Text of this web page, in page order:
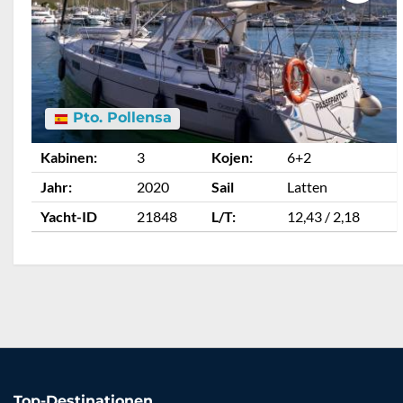
Pto. Pollensa
Kabinen: 3 Kojen:
6+2
Jahr:
2020 Sail
Latten
Yacht-ID
21848 L/T: 12,43 / 2,18